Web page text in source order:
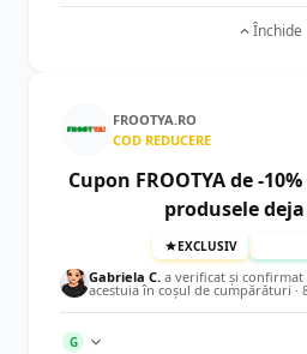
Închide
FROOTYA.RO
COD REDUCERE
Cupon FROOTYA de -
produsele
EXCLUSIV
Gabriela C. a verificat și
acestuia în coșul de cumpărături ·
G